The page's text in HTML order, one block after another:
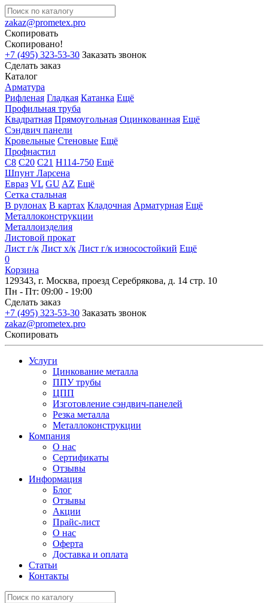
zakaz@prometex.pro
Скопировать
Скопировано!
+7 (495) 323-53-30 Заказать звонок
Сделать заказ
Каталог
Арматура
Рифленая Гладкая Катанка Ещё
Профильная труба
Квадратная Прямоугольная Оцинкованная Ещё
Сэндвич панели
Кровельные Стеновые Ещё
Профнастил
С8 С20 С21 Н114-750 Ещё
Шпунт Ларсена
Евраз VL GU AZ Ещё
Сетка стальная
В рулонах В картах Кладочная Арматурная Ещё
Металлоконструкции
Металлоизделия
Листовой прокат
Лист г/к Лист х/к Лист г/к износостойкий Ещё
0
Корзина
129343, г. Москва, проезд Серебрякова, д. 14 стр. 10
Пн - Пт: 09:00 - 19:00
Сделать заказ
+7 (495) 323-53-30 Заказать звонок
zakaz@prometex.pro
Скопировать
Услуги
Цинкование металла
ППУ трубы
ЦПП
Изготовление сэндвич-панелей
Резка металла
Металлоконструкции
Компания
О нас
Сертификаты
Отзывы
Информация
Блог
Отзывы
Акции
Прайс-лист
О нас
Оферта
Доставка и оплата
Статьи
Контакты